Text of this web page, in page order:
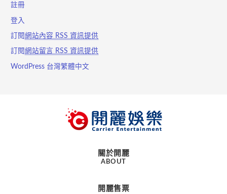
註冊
登入
訂閱網站內容 RSS 資訊提供
訂閱網站留言 RSS 資訊提供
WordPress 台灣繁體中文
關於開麗
ABOUT
開麗售票